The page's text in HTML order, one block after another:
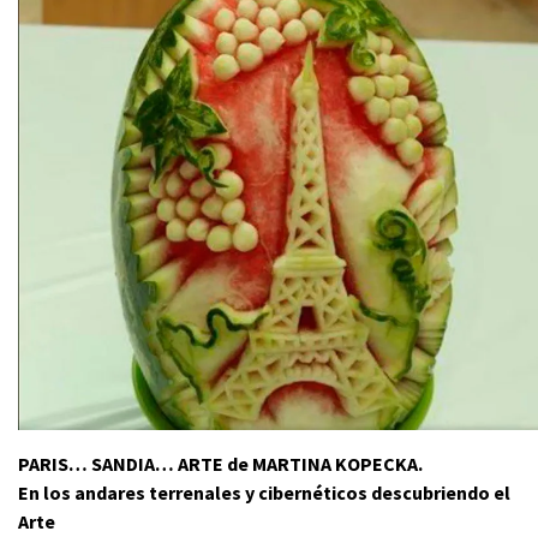
PARIS… SANDIA… ARTE de MARTINA KOPECKA.
En los andares terrenales y cibernéticos descubriendo el
Arte